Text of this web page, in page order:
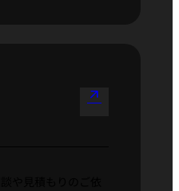
arrow_outward